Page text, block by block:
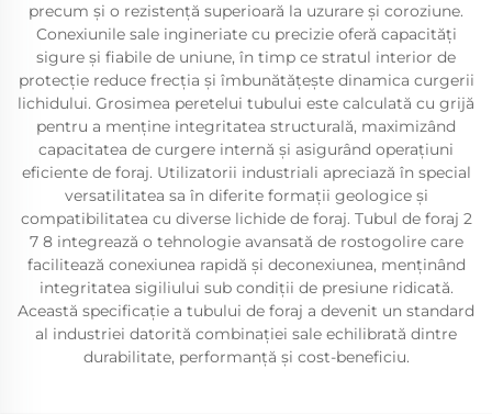
precum și o rezistență superioară la uzurare și coroziune.
Conexiunile sale ingineriate cu precizie oferă capacități
sigure și fiabile de uniune, în timp ce stratul interior de
protecție reduce frecția și îmbunătățește dinamica curgerii
lichidului. Grosimea peretelui tubului este calculată cu grijă
pentru a menține integritatea structurală, maximizând
capacitatea de curgere internă și asigurând operațiuni
eficiente de foraj. Utilizatorii industriali apreciază în special
versatilitatea sa în diferite formații geologice și
compatibilitatea cu diverse lichide de foraj. Tubul de foraj 2
7 8 integrează o tehnologie avansată de rostogolire care
facilitează conexiunea rapidă și deconexiunea, menținând
integritatea sigiliului sub condiții de presiune ridicată.
Această specificație a tubului de foraj a devenit un standard
al industriei datorită combinației sale echilibrată dintre
durabilitate, performanță și cost-beneficiu.